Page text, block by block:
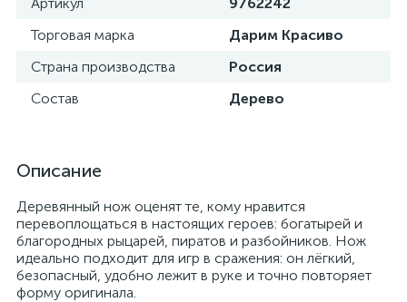
Торговая марка
Дарим Красиво
Страна производства
Россия
Состав
Дерево
Описание
Деревянный нож оценят те, кому нравится
перевоплощаться в настоящих героев: богатырей и
благородных рыцарей, пиратов и разбойников. Нож
идеально подходит для игр в сражения: он лёгкий,
безопасный, удобно лежит в руке и точно повторяет
форму оригинала.